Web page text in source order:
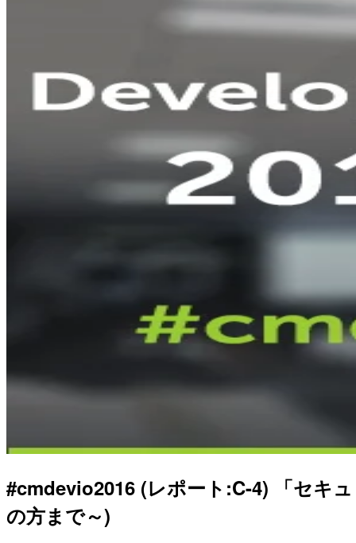
#cmdevio2016 (レポート:C-4) 「セキ
の方まで～)